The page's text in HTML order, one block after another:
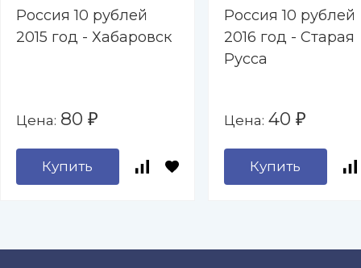
Россия 10 рублей
2015 год - Хабаровск
Цена: 80 ₽
Купить
Россия 10 рублей
2016 год - Старая
Русса
Цена: 40 ₽
Купить